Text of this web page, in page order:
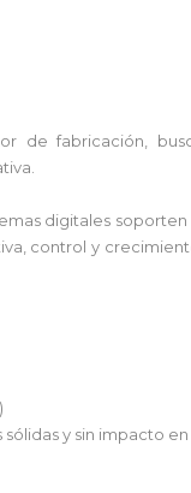
fabricación,
digitales
control y
y sin impacto